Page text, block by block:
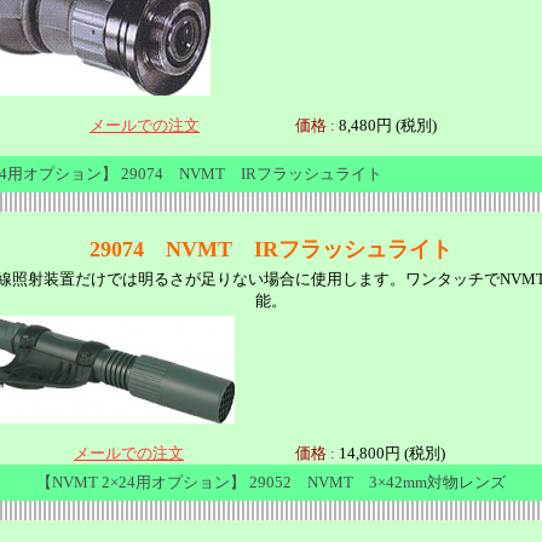
メールでの注文 価格 : 8,480円 (税別)
用オプション】 29074 NVMT IRフラッシュライト
29074 NVMT IRフラッシュライト
照射装置だけでは明るさが足りない場合に使用します。ワンタッチで
能。
メールでの注文 価格 : 14,800円 (税別)
【NVMT 2×24用オプション】 29052 NVMT 3×42mm対物レンズ